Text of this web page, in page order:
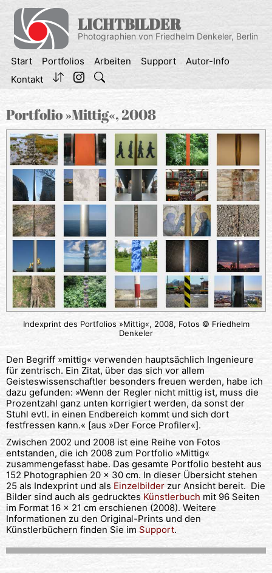
Inhalt
springen
LICHTBILDER
Photographien von Friedhelm Denkeler, Berlin
Start Portfolios Arbeiten Support
Autor-Info
Kontakt
Portfolio »Mittig«, 2008
Indexprint des Portfolios »Mittig«, 2008, Fotos © Friedhelm
Denkeler
Den Begriff »mittig« verwenden hauptsächlich Ingenieure
für zentrisch. Ein Zitat, über das sich vor allem
Geisteswissenschaftler besonders freuen werden, habe ich
dazu gefunden: »Wenn der Regler nicht mittig ist, muss die
Prozentzahl ganz unten korrigiert werden, da sonst der
Stuhl evtl. in einen Endbereich kommt und sich dort
festfressen kann.« [aus »Der Force Profiler«].
Zwischen 2002 und 2008 ist eine Reihe von Fotos
entstanden, die ich 2008 zum Portfolio »Mittig«
zusammengefasst habe. Das gesamte Portfolio besteht aus
152 Photographien 20 x 30 cm. In dieser Übersicht stehen
25 als Indexprint und als Einzelbilder zur Ansicht bereit. Die
Bilder sind auch als gedrucktes Künstlerbuch mit 96 Seiten
im Format 16 x 21 cm erschienen (2008). Weitere
Informationen zu den Original-Prints und den
Künstlerbüchern finden Sie im Support.